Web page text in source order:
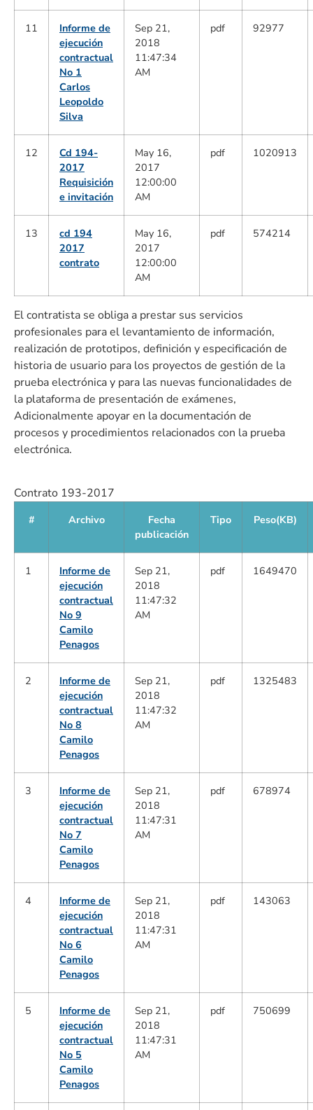
11
Informe de
ejecución
contractual
No 1
Carlos
Leopoldo
Silva
Sep 21,
2018
11:47:34
AM
pdf 92977
12
Cd 194-
2017
Requisición
e invitación
May 16,
2017
12:00:00
AM
pdf 1020913
13
cd 194
2017
contrato
May 16,
2017
12:00:00
AM
pdf 574214
El contratista se obliga a prestar sus servicios
profesionales para el levantamiento de información,
realización de prototipos, definición y especificación de
historia de usuario para los proyectos de gestión de la
prueba electrónica y para las nuevas funcionalidades de
la plataforma de presentación de exámenes,
Adicionalmente apoyar en la documentación de
procesos y procedimientos relacionados con la prueba
electrónica.
Contrato 193-2017
# Archivo
Fecha
publicación
Tipo Peso(KB)
1
Informe de
ejecución
contractual
No 9
Camilo
Penagos
Sep 21,
2018
11:47:32
AM
pdf 1649470
2
Informe de
ejecución
contractual
No 8
Camilo
Penagos
Sep 21,
2018
11:47:32
AM
pdf 1325483
3
Informe de
ejecución
contractual
No 7
Camilo
Penagos
Sep 21,
2018
11:47:31
AM
pdf 678974
4
Informe de
ejecución
contractual
No 6
Camilo
Penagos
Sep 21,
2018
11:47:31
AM
pdf 143063
5
Informe de
ejecución
contractual
No 5
Camilo
Penagos
Sep 21,
2018
11:47:31
AM
pdf 750699